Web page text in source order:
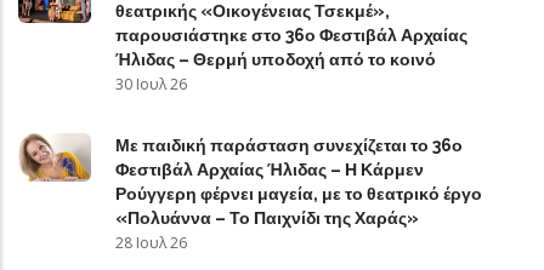
θεατρικής «Οικογένειας Τσεκμέ»,
παρουσιάστηκε στο 36ο Φεστιβάλ Αρχαίας
Ήλιδας – Θερμή υποδοχή από το κοινό
30 Ιουλ 26
Με παιδική παράσταση συνεχίζεται το 36ο
Φεστιβάλ Αρχαίας Ήλιδας – Η Κάρμεν
Ρούγγερη φέρνει μαγεία, με το θεατρικό έργο
«Πολυάννα – Το Παιχνίδι της Χαράς»
28 Ιουλ 26